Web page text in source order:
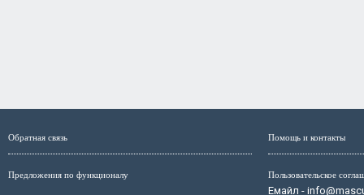
Обратная связь
Предложения по функционалу
Помощь и контакты
Пользовательское
Емайл -